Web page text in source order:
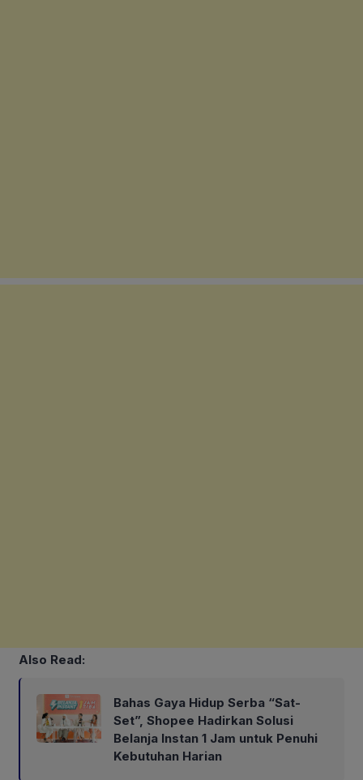
Also Read:
Bahas Gaya Hidup Serba “Sat-
Set”, Shopee Hadirkan Solusi
Belanja Instan 1 Jam untuk Penuhi
Kebutuhan Harian